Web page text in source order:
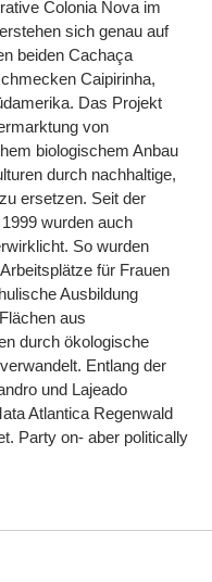
Colonia Nova im
sich genau auf
beiden Cachaça
Caipirinha,
Das Projekt
von
biologischem Anbau
durch nachhaltige,
ersetzen. Seit der
wurden auch
So wurden
für Frauen
Ausbildung
aus
durch ökologische
Entlang der
und Lajeado
Atlantica Regenwald
Party on- aber politically